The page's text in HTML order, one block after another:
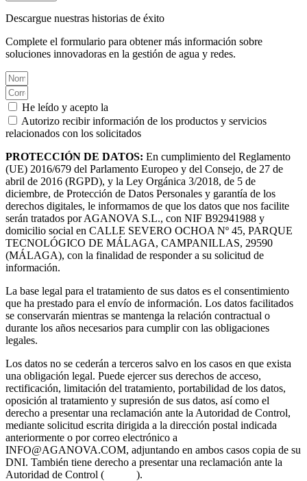
Descargue nuestras historias de éxito
Complete el formulario para obtener más información sobre
soluciones innovadoras en la gestión de agua y redes.
He leído y acepto la
Autorizo recibir información de los productos y servicios
relacionados con los solicitados
PROTECCIÓN DE DATOS: En cumplimiento del Reglamento
(UE) 2016/679 del Parlamento Europeo y del Consejo, de 27 de
abril de 2016 (RGPD), y la Ley Orgánica 3/2018, de 5 de
diciembre, de Protección de Datos Personales y garantía de los
derechos digitales, le informamos de que los datos que nos facilite
serán tratados por AGANOVA S.L., con NIF B92941988 y
domicilio social en CALLE SEVERO OCHOA Nº 45, PARQUE
TECNOLÓGICO DE MÁLAGA, CAMPANILLAS, 29590
(MÁLAGA), con la finalidad de responder a su solicitud de
información.
La base legal para el tratamiento de sus datos es el consentimiento
que ha prestado para el envío de información. Los datos facilitados
se conservarán mientras se mantenga la relación contractual o
durante los años necesarios para cumplir con las obligaciones
legales.
Los datos no se cederán a terceros salvo en los casos en que exista
una obligación legal. Puede ejercer sus derechos de acceso,
rectificación, limitación del tratamiento, portabilidad de los datos,
oposición al tratamiento y supresión de sus datos, así como el
derecho a presentar una reclamación ante la Autoridad de Control,
mediante solicitud escrita dirigida a la dirección postal indicada
anteriormente o por correo electrónico a
INFO@AGANOVA.COM, adjuntando en ambos casos copia de su
DNI. También tiene derecho a presentar una reclamación ante la
Autoridad de Control (
).